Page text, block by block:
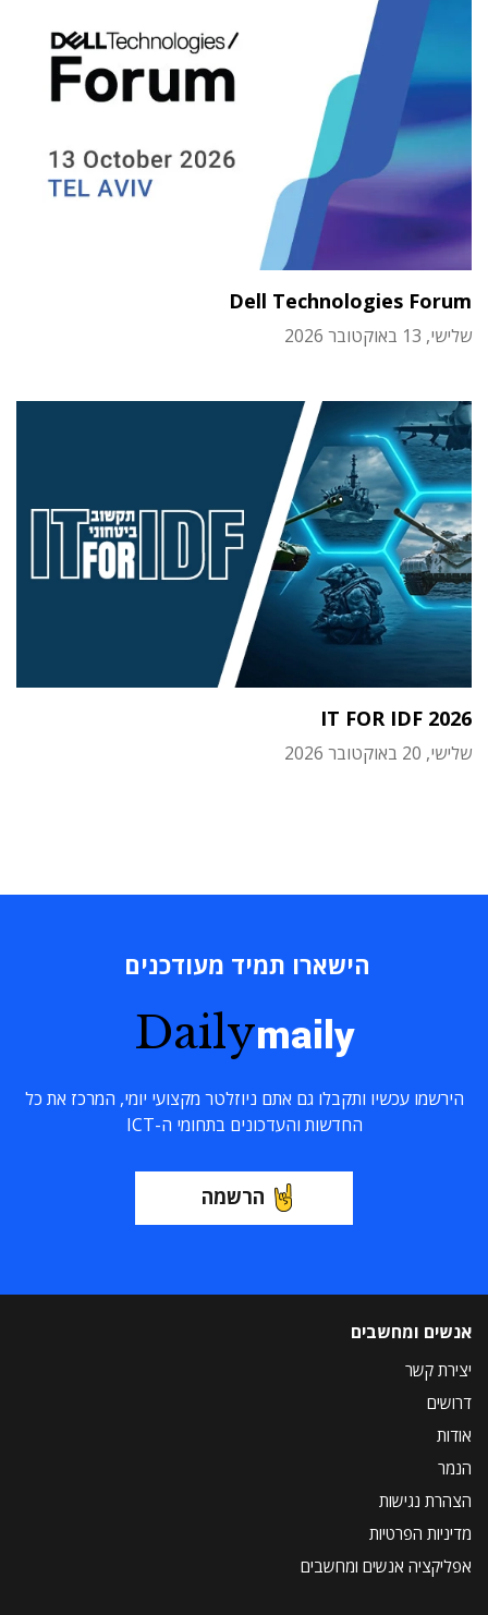
Dell Technologies Forum
שלישי, 13 באוקטובר 2026
IT FOR IDF 2026
שלישי, 20 באוקטובר 2026
הישארו תמיד מעודכנים
Dailymaily
הירשמו עכשיו ותקבלו גם אתם ניוזלטר מקצועי יומי, המרכז את כל
החדשות והעדכונים בתחומי ה-ICT
הרשמה
אנשים ומחשבים
יצירת קשר
דרושים
אודות
הנמר
הצהרת נגישות
מדיניות הפרטיות
אפליקציה אנשים ומחשבים